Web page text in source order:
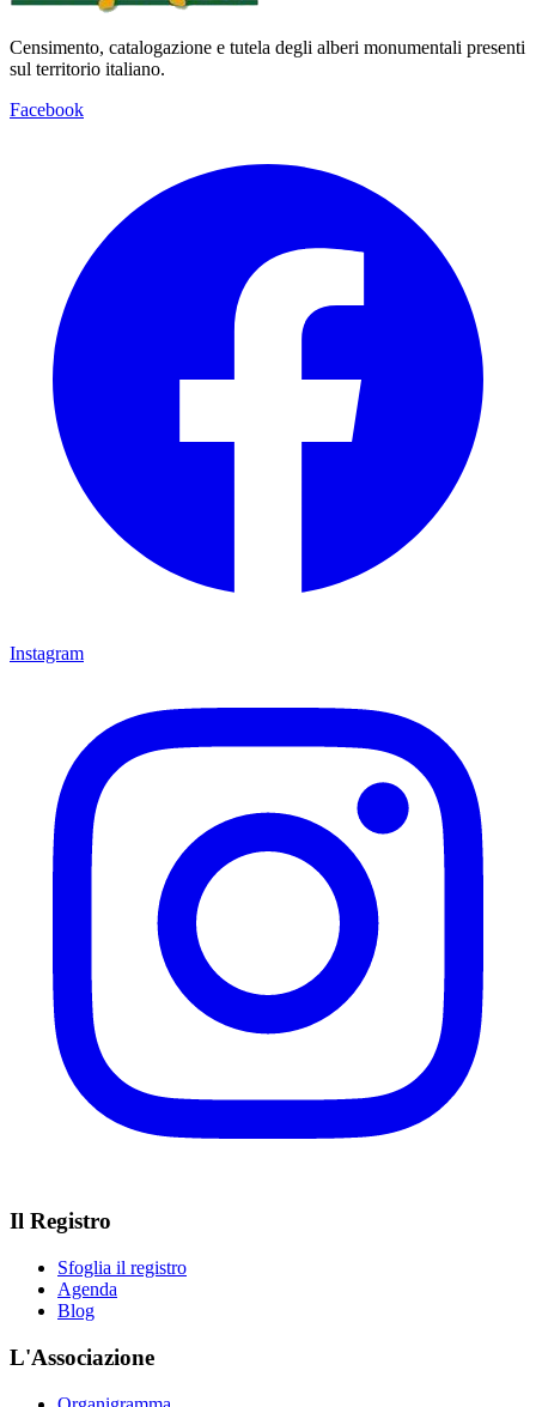
Censimento, catalogazione e tutela degli alberi monumentali presenti
sul territorio italiano.
Facebook
Instagram
Il Registro
Sfoglia il registro
Agenda
Blog
L'Associazione